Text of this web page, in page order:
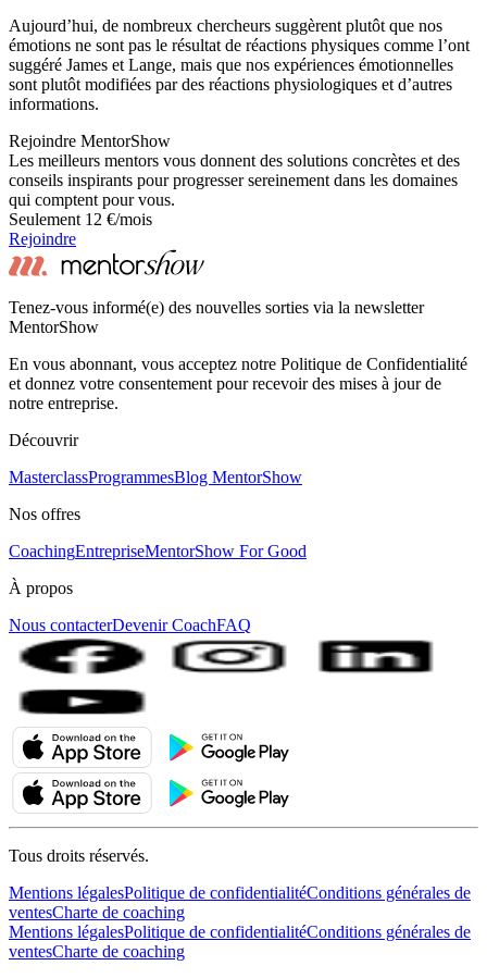
Aujourd’hui, de nombreux chercheurs suggèrent plutôt que nos
émotions ne sont pas le résultat de réactions physiques comme l’ont
suggéré James et Lange, mais que nos expériences émotionnelles
sont plutôt modifiées par des réactions physiologiques et d’autres
informations.
Rejoindre MentorShow
Les meilleurs mentors vous donnent des solutions concrètes et des
conseils inspirants pour progresser sereinement dans les domaines
qui comptent pour vous.
Seulement 12 €/mois
Rejoindre
Tenez-vous informé(e) des nouvelles sorties via la newsletter
MentorShow
En vous abonnant, vous acceptez notre Politique de Confidentialité
et donnez votre consentement pour recevoir des mises à jour de
notre entreprise.
Découvrir
MasterclassProgrammesBlog MentorShow
Nos offres
CoachingEntrepriseMentorShow For Good
À propos
Nous contacterDevenir CoachFAQ
Tous droits réservés.
Mentions légalesPolitique de confidentialitéConditions générales de
ventesCharte de coaching
Mentions légalesPolitique de confidentialitéConditions générales de
ventesCharte de coaching